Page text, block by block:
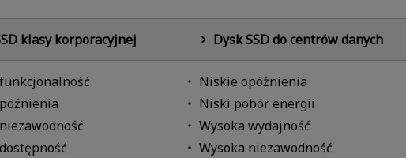
klasy korporacyjnej Dysk SSD do centrów danych
Niskie opóźnienia
Niski pobór energii
Wysoka wydajność
Wysoka niezawodność